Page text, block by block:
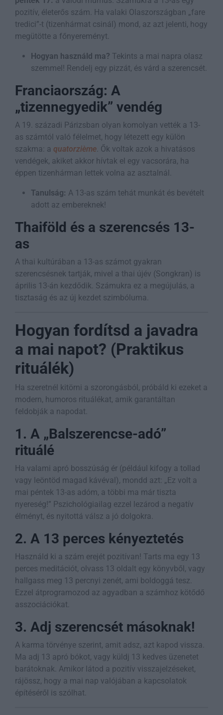
pozitív, életerős szám. Ha valaki Olaszországban „fare
tredici”-t (tizenhármat csinál) mond, az azt jelenti, hogy
megütötte a főnyereményt.
Hogyan használd ma? Tekints a mai napra olasz
szemmel! Rendelj egy pizzát, és várd a szerencsét.
Franciaország: A
„tizennegyedik” vendég
A 19. századi Párizsban olyan komolyan vették a 13-
as számtól való félelmet, hogy létezett egy külön
szakma: a quatorzième . Ők voltak azok a hivatásos
vendégek, akiket akkor hívtak el egy vacsorára, ha
éppen tizenhárman lettek volna az asztalnál.
Tanulság: A 13-as szám tehát munkát és bevételt
adott az embereknek!
Thaiföld és a szerencsés 13-
as
A thai kultúrában a 13-as számot gyakran
szerencsésnek tartják, mivel a thai újév (Songkran) is
április 13-án kezdődik. Számukra ez a megújulás, a
tisztaság és az új kezdet szimbóluma.
Hogyan fordítsd a javadra
a mai napot? (Praktikus
rituálék)
Ha szeretnél kitörni a szorongásból, próbáld ki ezeket a
modern, humoros rituálékat, amik garantáltan
feldobják a napodat.
1. A „Balszerencse-adó”
rituálé
Ha valami apró bosszúság ér (például kifogy a tollad
vagy leöntöd magad kávéval), mondd azt: „Ez volt a
mai péntek 13-as adóm, a többi ma már tiszta
nyereség!” Pszichológiailag ezzel lezárod a negatív
élményt, és nyitottá válsz a jó dolgokra.
2. A 13 perces kényeztetés
Használd ki a szám erejét pozitívan! Tarts ma egy 13
perces meditációt, olvass 13 oldalt egy könyvből, vagy
hallgass meg 13 percnyi zenét, ami boldoggá tesz.
Ezzel átprogramozod az agyadban a számhoz kötődő
asszociációkat.
3. Adj szerencsét másoknak!
A karma törvénye szerint, amit adsz, azt kapod vissza.
Ma adj 13 apró bókot, vagy küldj 13 kedves üzenetet
barátoknak. Amikor látod a pozitív visszajelzéseket,
rájössz, hogy a mai nap valójában a kapcsolatok
építéséről is szólhat.